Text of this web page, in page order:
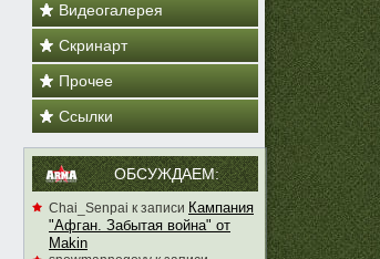
Видеогалерея
Скринарт
Прочее
Ссылки
ОБСУЖДАЕМ:
Chai_Senpai к записи Кампания
"Афган. Забытая война" от
Makin